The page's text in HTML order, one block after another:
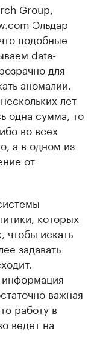
Group,
Эльдар
подобные
data-
для
аномалии.
лет
одна сумма, то
во всех
а в одном из
от
которых
чтобы искать
задавать
важная
работу в
ведет на